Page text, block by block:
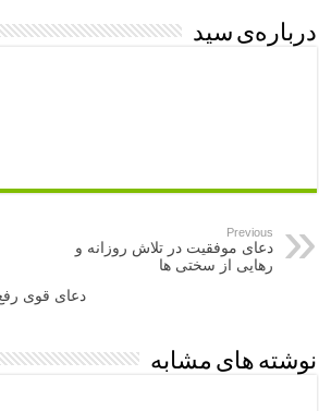
درباره‌ی سید
Previous
دعای موفقیت در تلاش روزانه و
رهایی از سختی ها
دعای قوی رفع
نوشته های مشابه